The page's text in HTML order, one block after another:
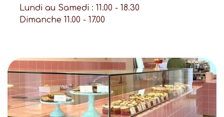
Lundi au Samedi : 11.00 - 18.30
Dimanche 11.00 - 17.00